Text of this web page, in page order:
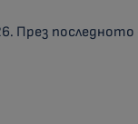
През